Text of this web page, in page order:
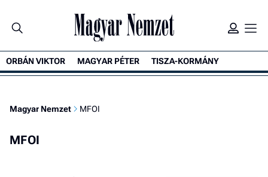
ORBÁN VIKTOR MAGYAR PÉTER TISZA-KORMÁNY
Magyar Nemzet MFOI
MFOI